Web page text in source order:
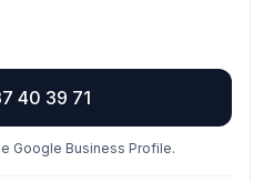
40 39 71
Google Business Profile.